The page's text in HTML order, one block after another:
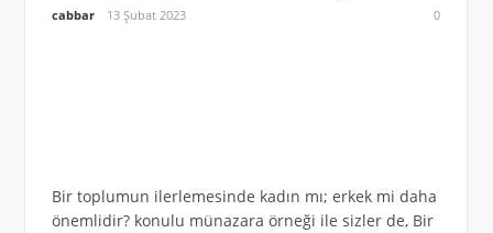
cabbar 13 Şubat 2023 0
Bir toplumun ilerlemesinde kadın mı; erkek mi daha
önemlidir? konulu münazara örneği ile sizler de, Bir